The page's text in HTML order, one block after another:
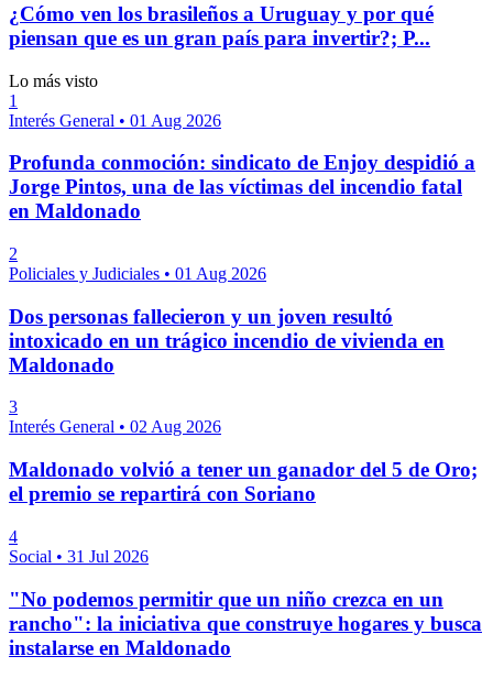
¿Cómo ven los brasileños a Uruguay y por qué
piensan que es un gran país para invertir?; P...
Lo más visto
1
Interés General • 01 Aug 2026
Profunda conmoción: sindicato de Enjoy despidió a
Jorge Pintos, una de las víctimas del incendio fatal
en Maldonado
2
Policiales y Judiciales • 01 Aug 2026
Dos personas fallecieron y un joven resultó
intoxicado en un trágico incendio de vivienda en
Maldonado
3
Interés General • 02 Aug 2026
Maldonado volvió a tener un ganador del 5 de Oro;
el premio se repartirá con Soriano
4
Social • 31 Jul 2026
"No podemos permitir que un niño crezca en un
rancho": la iniciativa que construye hogares y busca
instalarse en Maldonado